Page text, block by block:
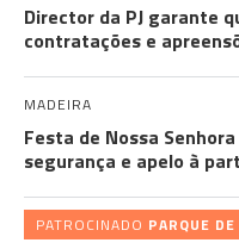
Director da PJ garante
contratações e
MADEIRA
Festa de Nossa
segurança e apelo à
PATROCINADO PARQUE